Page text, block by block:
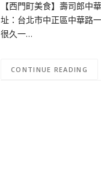
【西門町美食】壽司郎
址：台北市中正區中華路
很久一…
CONTINUE READING